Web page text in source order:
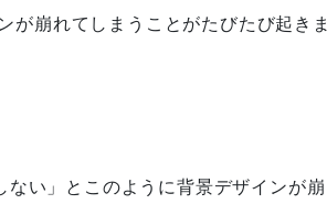
が崩れてしまうことがたびたび起きま
い」とこのように背景デザインが崩